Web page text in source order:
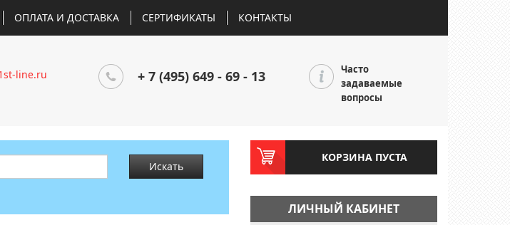
ОПЛАТА И ДОСТАВКА СЕРТИФИКАТЫ КОНТАКТЫ
line.ru + 7 (495) 649 - 69 - 13
Часто
задаваемые
вопросы
Искать
КОРЗИНА ПУСТА
ЛИЧНЫЙ КАБИНЕТ